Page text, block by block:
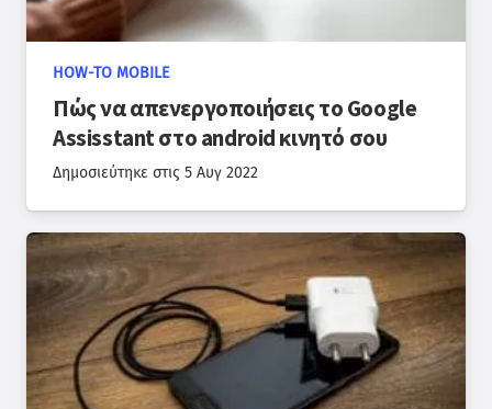
HOW-TO MOBILE
Πώς να απενεργοποιήσεις το Google
Assisstant στο android κινητό σου
Δημοσιεύτηκε στις 5 Αυγ 2022